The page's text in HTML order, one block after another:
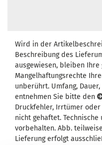
Wird in der
Beschreibung des
ausgewiesen, bleiben Ihre
Mangelhaftungsrechte
unberührt. Umfang,
entnehmen Sie bitte den
Druckfehler, Irrtümer
nicht gehaftet.
vorbehalten. Abb.
Lieferung erfolgt